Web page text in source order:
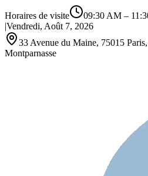
Horaires de visite 09:30 AM –
|Vendredi, Août 7, 2026
33 Avenue du Maine, 75015
Montparnasse